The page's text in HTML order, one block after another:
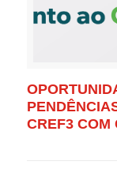
CREF3 COM